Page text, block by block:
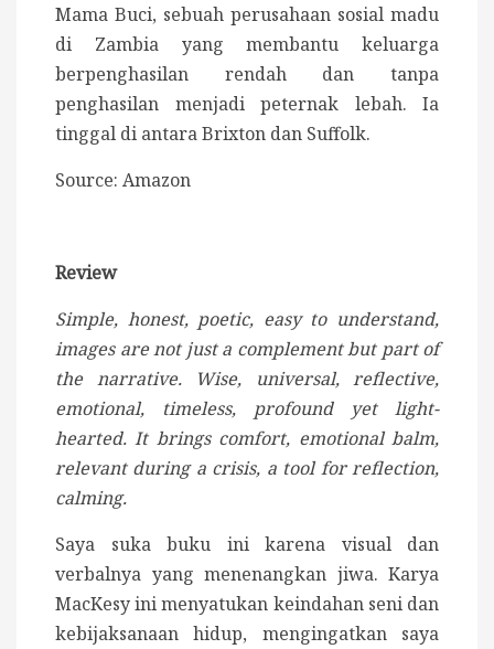
Mama Buci, sebuah perusahaan sosial madu
di Zambia yang membantu keluarga
berpenghasilan rendah dan tanpa
penghasilan menjadi peternak lebah. Ia
tinggal di antara Brixton dan Suffolk.
Source: Amazon
Review
Simple, honest, poetic, easy to understand,
images are not just a complement but part of
the narrative. Wise, universal, reflective,
emotional, timeless, profound yet light-
hearted. It brings comfort, emotional balm,
relevant during a crisis, a tool for reflection,
calming.
Saya suka buku ini karena visual dan
verbalnya yang menenangkan jiwa. Karya
MacKesy ini menyatukan keindahan seni dan
kebijaksanaan hidup, mengingatkan saya